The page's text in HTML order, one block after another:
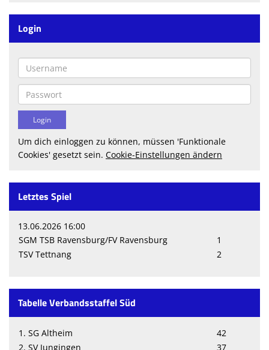
Heimspielplan
Vereinskollektion
Sponsoren
Login
Um dich einloggen zu können, müssen 'Funktionale
Cookies' gesetzt sein. Cookie-Einstellungen ändern
Letztes Spiel
13.06.2026 16:00
SGM TSB Ravensburg/FV Ravensburg
1
TSV Tettnang
2
Tabelle Verbandsstaffel Süd
1. SG Altheim
42
2. SV Jungingen
37